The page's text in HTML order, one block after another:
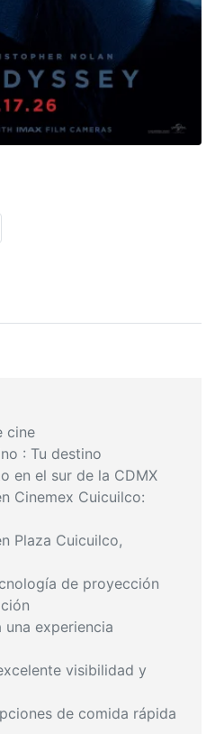
cine
: Tu destino
en el sur de la CDMX
Cinemex Cuicuilco:
Plaza Cuicuilco,
de proyección
experiencia
visibilidad y
de comida rápida